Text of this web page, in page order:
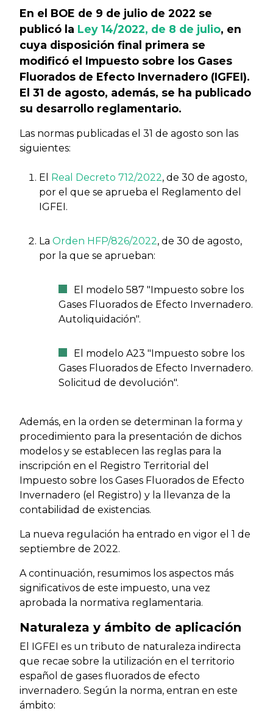
En el BOE de 9 de julio de 2022 se
publicó la Ley 14/2022, de 8 de julio, en
cuya disposición final primera se
modificó el Impuesto sobre los Gases
Fluorados de Efecto Invernadero (IGFEI).
El 31 de agosto, además, se ha publicado
su desarrollo reglamentario.
Las normas publicadas el 31 de agosto son las
siguientes:
El Real Decreto 712/2022, de 30 de agosto,
por el que se aprueba el Reglamento del
IGFEI.
La Orden HFP/826/2022, de 30 de agosto,
por la que se aprueban:
El modelo 587 "Impuesto sobre los
Gases Fluorados de Efecto Invernadero.
Autoliquidación".
El modelo A23 "Impuesto sobre los
Gases Fluorados de Efecto Invernadero.
Solicitud de devolución".
Además, en la orden se determinan la forma y
procedimiento para la presentación de dichos
modelos y se establecen las reglas para la
inscripción en el Registro Territorial del
Impuesto sobre los Gases Fluorados de Efecto
Invernadero (el Registro) y la llevanza de la
contabilidad de existencias.
La nueva regulación ha entrado en vigor el 1 de
septiembre de 2022.
A continuación, resumimos los aspectos más
significativos de este impuesto, una vez
aprobada la normativa reglamentaria.
Naturaleza y ámbito de aplicación
El IGFEI es un tributo de naturaleza indirecta
que recae sobre la utilización en el territorio
español de gases fluorados de efecto
invernadero. Según la norma, entran en este
ámbito: